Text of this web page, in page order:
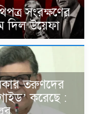
সংরক্ষণের
দিল উয়েফা
তরুণদের
করেছে :